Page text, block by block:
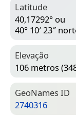
Latitude
40,17292° ou
40° 10′ 23″
Elevação
106 metros
Geo­Names ID
2740316